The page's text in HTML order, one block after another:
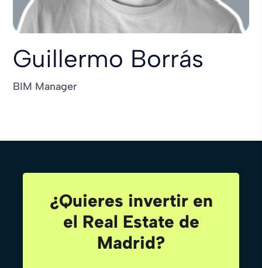
Guillermo Borrás
BIM Manager
¿Quieres invertir en
el Real Estate de
Madrid?